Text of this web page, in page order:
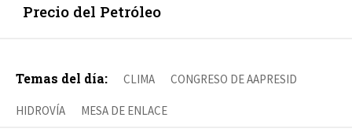
Precio del Petróleo
Temas del día: CLIMA CONGRESO DE AAPRESID
HIDROVÍA MESA DE ENLACE